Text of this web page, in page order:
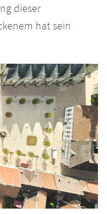
dieser
hat sein